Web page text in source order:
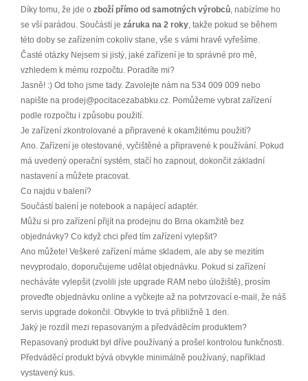
Díky tomu, že jde o zboží přímo od samotných výrobců, nabízíme ho
se vší parádou. Součástí je záruka na 2 roky, takže pokud se během
této doby se zařízením cokoliv stane, vše s vámi hravě vyřešíme.
Časté otázky Nejsem si jistý, jaké zařízení je to správné pro mě,
vzhledem k mému rozpočtu. Poradíte mi?
Jasně! :) Od toho jsme tady. Zavolejte nám na 534 009 009 nebo
napište na prodej@pocitacezababku.cz. Pomůžeme vybrat zařízení
podle rozpočtu i způsobu použití.
Je zařízení zkontrolované a připravené k okamžitému použití?
Ano. Zařízení je otestované, vyčištěné a připravené k používání. Pokud
má uvedený operační systém, stačí ho zapnout, dokončit základní
nastavení a můžete pracovat.
Co najdu v balení?
Součástí balení je notebook a napájecí adaptér.
Můžu si pro zařízení přijít na prodejnu do Brna okamžitě bez
objednávky? Co když chci před tím zařízení vylepšit?
Ano můžete! Veškeré zařízení máme skladem, ale aby se mezitím
nevyprodalo, doporučujeme udělat objednávku. Pokud si zařízení
necháváte vylepšit (zvolili jste upgrade RAM nebo úložiště), prosím
proveďte objednávku online a vyčkejte až na potvrzovací e-mail, že náš
servis upgrade dokončil. Obvykle to trvá přibližně 1 den.
Jaký je rozdíl mezi repasovaným a předváděcím produktem?
Repasovaný produkt byl dříve používaný a prošel kontrolou funkčnosti.
Předváděcí produkt bývá obvykle minimálně používaný, například
vystavený kus.